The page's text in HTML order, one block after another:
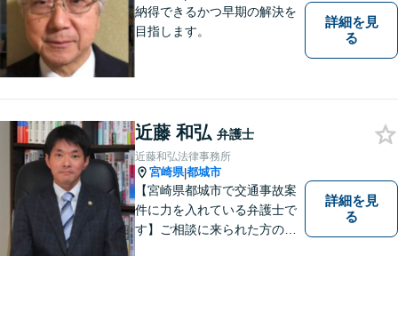
納得できるかつ早期の解決を
目指します。
詳細を見
る
近藤 和弘 弁護士
近藤和弘法律事務所
宮崎県|都城市
【宮崎県都城市で交通事故案
件に力を入れている弁護士で
す】ご相談に来られた方の話
詳細を見
る